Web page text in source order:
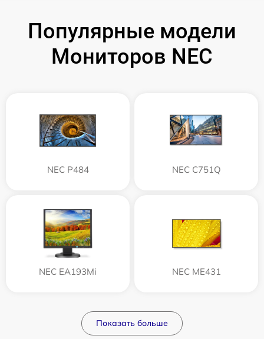
Популярные модели
Мониторов NEC
NEC P484 NEC C751Q
NEC EA193Mi NEC ME431
Показать больше